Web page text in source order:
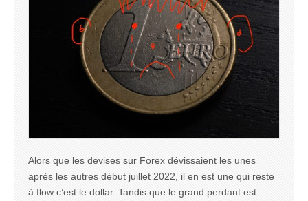
Alors que les devises sur Forex dévissaient les unes
après les autres début juillet 2022, il en est une qui reste
à flow c’est le dollar. Tandis que le grand perdant est